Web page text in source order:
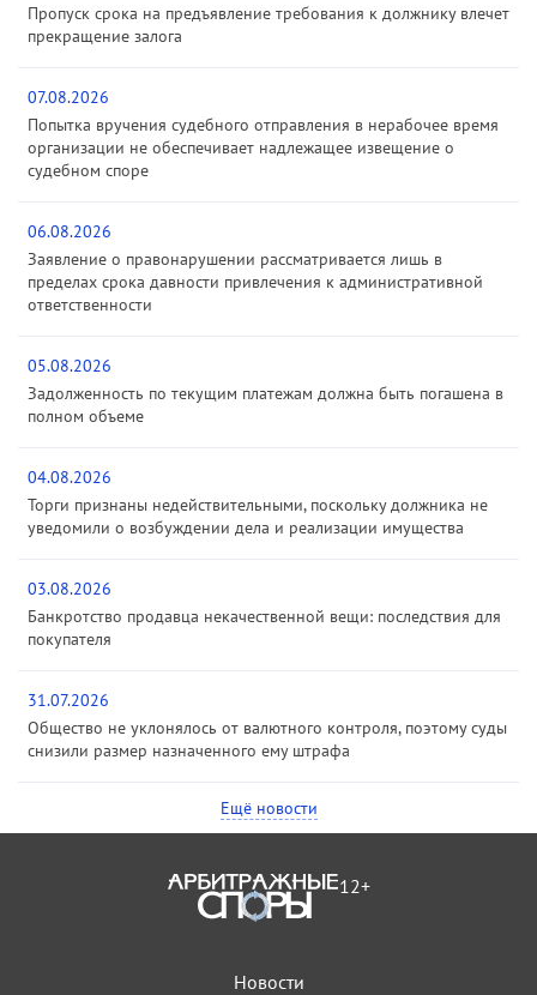
Пропуск срока на предъявление требования к должнику влечет
прекращение залога
07.08.2026
Попытка вручения судебного отправления в нерабочее время
организации не обеспечивает надлежащее извещение о
судебном споре
06.08.2026
Заявление о правонарушении рассматривается лишь в
пределах срока давности привлечения к административной
ответственности
05.08.2026
Задолженность по текущим платежам должна быть погашена в
полном объеме
04.08.2026
Торги признаны недействительными, поскольку должника не
уведомили о возбуждении дела и реализации имущества
03.08.2026
Банкротство продавца некачественной вещи: последствия для
покупателя
31.07.2026
Общество не уклонялось от валютного контроля, поэтому суды
снизили размер назначенного ему штрафа
Ещё новости
12+
Новости